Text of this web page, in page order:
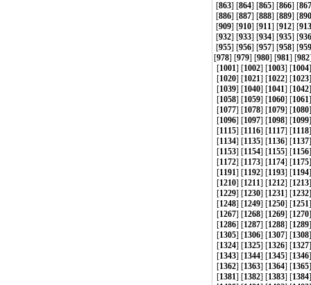
[863] [864] [865] [866] [867
[886] [887] [888] [889] [890
[909] [910] [911] [912] [913
[932] [933] [934] [935] [936
[955] [956] [957] [958] [959
[978] [979] [980] [981] [982
[1001] [1002] [1003] [1004
[1020] [1021] [1022] [1023
[1039] [1040] [1041] [1042
[1058] [1059] [1060] [1061
[1077] [1078] [1079] [1080
[1096] [1097] [1098] [1099
[1115] [1116] [1117] [1118
[1134] [1135] [1136] [1137
[1153] [1154] [1155] [1156
[1172] [1173] [1174] [1175
[1191] [1192] [1193] [1194
[1210] [1211] [1212] [1213
[1229] [1230] [1231] [1232
[1248] [1249] [1250] [1251
[1267] [1268] [1269] [1270
[1286] [1287] [1288] [1289
[1305] [1306] [1307] [1308
[1324] [1325] [1326] [1327
[1343] [1344] [1345] [1346
[1362] [1363] [1364] [1365
[1381] [1382] [1383] [1384